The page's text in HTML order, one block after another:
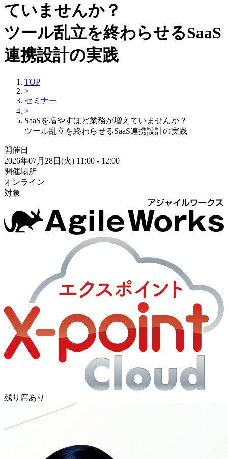
ていませんか？
ツール乱立を終わらせるSaaS
連携設計の実践
TOP
>
セミナー
>
SaaSを増やすほど業務が増えていませんか？
ツール乱立を終わらせるSaaS連携設計の実践
開催日
2026年07月28日(火) 11:00 - 12:00
開催場所
オンライン
対象
残り席あり